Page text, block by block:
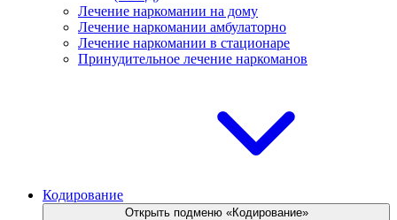
Лечение наркомании на дому
Лечение наркомании амбулаторно
Лечение наркомании в стационаре
Принудительное лечение наркоманов
Кодирование
Открыть подменю «Кодирование»